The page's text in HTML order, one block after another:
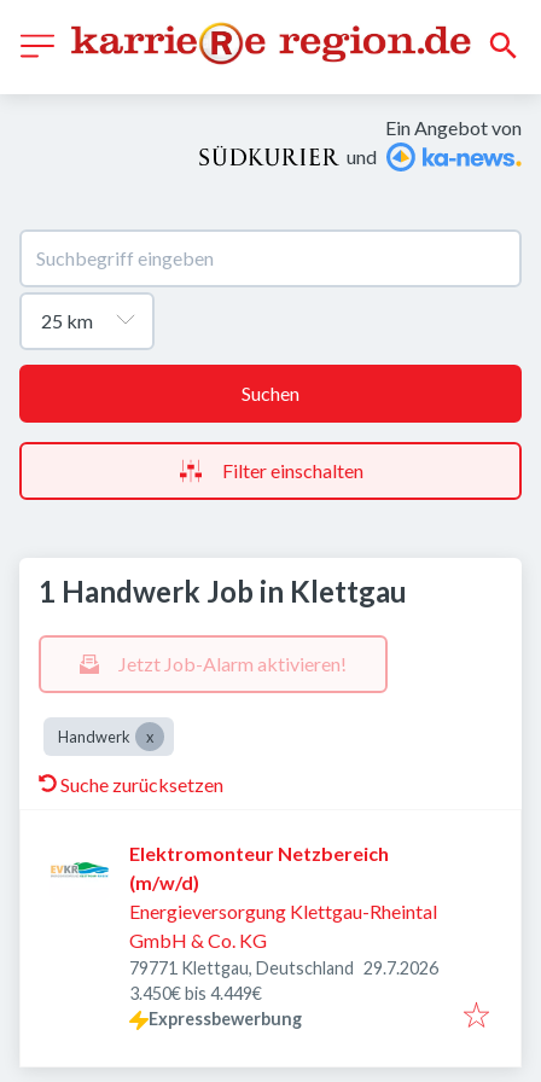
Ein Angebot von
und
Suchen
Filter einschalten
1 Handwerk Job in Klettgau
Jetzt Job-Alarm aktivieren!
Handwerk
Suche zurücksetzen
Elektromonteur Netzbereich
(m/w/d)
Energieversorgung Klettgau-Rheintal
GmbH & Co. KG
79771 Klettgau, Deutschland Veröffentlicht
29.7.2026
3.450€ bis 4.449€
Expressbewerbung